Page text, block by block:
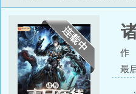
作
最